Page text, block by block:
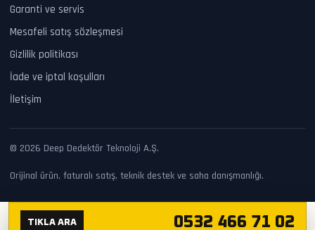
Garanti ve servis
Mesafeli satış sözleşmesi
Gizlilik politikası
İade ve iptal koşulları
İletişim
© 2026 Deep Dedektör Teknoloji A.Ş.
Orijinal ürün, faturalı satış, teknik destek ve saha danışmanlığı.
TIKLA ARA 0532 466 71 02